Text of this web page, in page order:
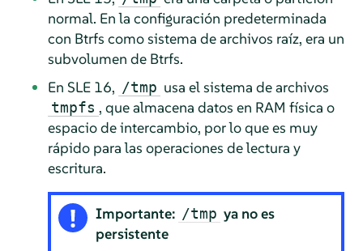
normal. En la configuración predeterminada
con Btrfs como sistema de archivos raíz, era un
subvolumen de Btrfs.
En SLE 16, /tmp usa el sistema de archivos
tmpfs , que almacena datos en RAM física o
espacio de intercambio, por lo que es muy
rápido para las operaciones de lectura y
escritura.
Importante: /tmp ya no es
persistente